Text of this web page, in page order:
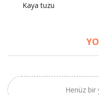
Kaya tuzu
Henüz bir
BU